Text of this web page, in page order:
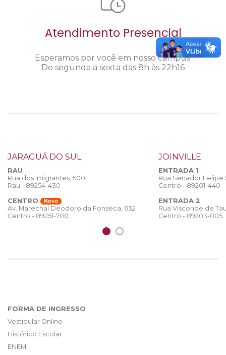
Atendimento Presencial
Esperamos por você em nosso câmpus.
De segunda a sexta das 8h às 22h16
JARAGUÁ DO SUL
RAU
Rua dos Imigrantes, 500
Rau - 89254-430
CENTRO
Novo
Av. Marechal Deodoro da Fonseca, 632
Centro - 89251-700
JOINVILLE
ENTRADA 1
Rua Senador
Centro - 89201-440
ENTRADA 2
Rua Visconde de
Centro - 89203-005
FORMA DE INGRESSO
Vestibular Online
Histórico Escolar
ENEM